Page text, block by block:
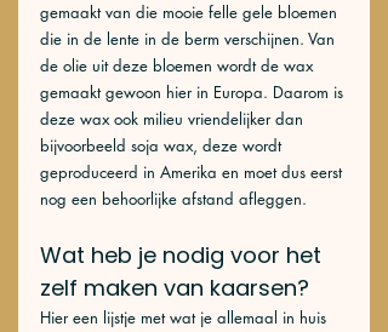
gemaakt van die mooie felle gele bloemen
die in de lente in de berm verschijnen. Van
de olie uit deze bloemen wordt de wax
gemaakt gewoon hier in Europa. Daarom is
deze wax ook milieu vriendelijker dan
bijvoorbeeld soja wax, deze wordt
geproduceerd in Amerika en moet dus eerst
nog een behoorlijke afstand afleggen.
Wat heb je nodig voor het
zelf maken van kaarsen?
Hier een lijstje met wat je allemaal in huis